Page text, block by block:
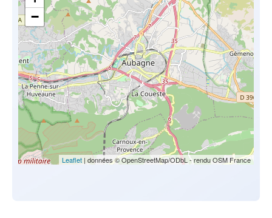
−
Leaflet | données © OpenStreetMap/ODbL - rendu OSM France